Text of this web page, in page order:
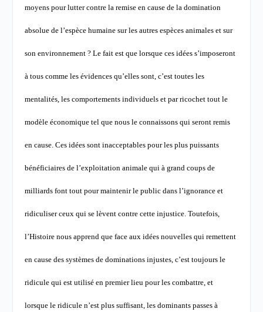
moyens pour lutter contre la remise en cause de la domination
absolue de l’espèce humaine sur les autres espèces animales et sur
son environnement ?Le fait est que lorsque ces idées s’imposeront
à tous comme les évidences qu’elles sont, c’est toutes les
mentalités, les comportements individuels et par ricochet tout le
modèle économique tel que nous le connaissons qui seront remis
en cause. Ces idées sont inacceptables pour les plus puissants
bénéficiaires de l’exploitation animale qui à grand coups de
milliards font tout pour maintenir le public dans l’ignorance et
ridiculiser ceux qui se lèvent contre cette injustice.Toutefois,
l’Histoire nous apprend que face aux idées nouvelles qui remettent
en cause des systèmes de dominations injustes, c’est toujours le
ridicule qui est utilisé en premier lieu pour les combattre, et
lorsque le ridicule n’est plus suffisant, les dominants passes à